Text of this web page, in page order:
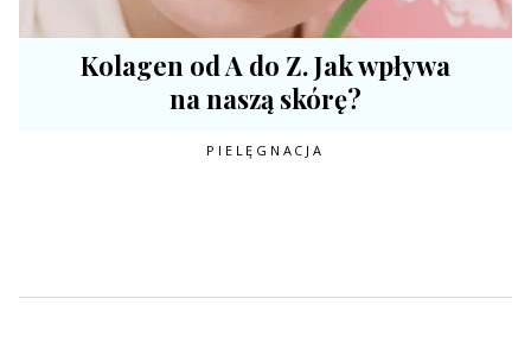
Kolagen od A do Z. Jak wpływa
na naszą skórę?
PIELĘGNACJA